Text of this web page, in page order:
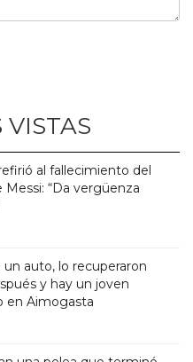
VISTAS
al fallecimiento del
Messi: “Da vergüenza
un auto, lo recuperaron
y hay un joven
en Aimogasta